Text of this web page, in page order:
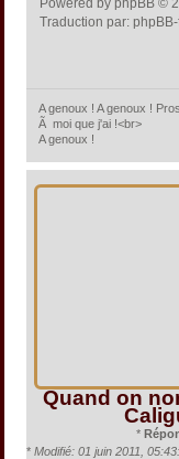
Powered by phpBB ©
Traduction par:
A genoux ! A genoux !
Ã moi que j'ai !<br>
A genoux !
Quand on
*
* Modifié: 01 juin 2011,